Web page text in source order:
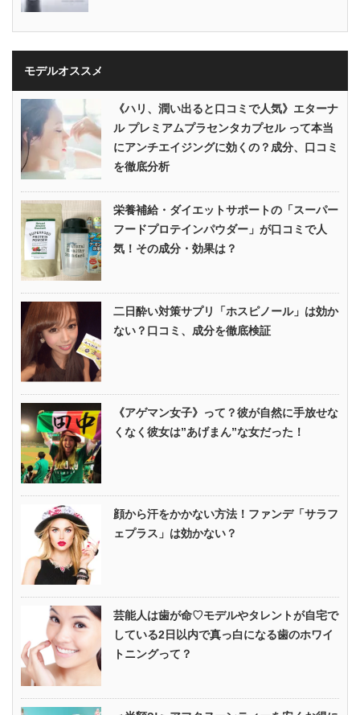
モデルオススメ
《ハリ、潤い出ると口コミで人気》エターナ
ル プレミアムプラセンタカプセル って本当
にアンチエイジングに効くの？成分、口コミ
を徹底分析
栄養補給・ダイエットサポートの「スーパー
フードプロテインパウダー」が口コミで人
気！その成分・効果は？
二日酔い対策サプリ「ホスピノール」は効か
ない？口コミ、成分を徹底検証
《アゲマン女子》って？彼が自然に手放せな
くなく彼女は”あげまん”な女だった！
顔から汗をかかない方法！ファンデ「サラフ
ェプラス」は効かない？
芸能人は歯が命♡モデルやタレントが自宅で
している2日以内で真っ白になる歯のホワイ
トニングって？